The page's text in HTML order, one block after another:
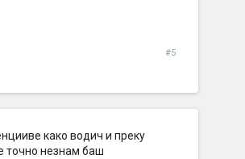
#5
како водич и преку
точно незнам баш